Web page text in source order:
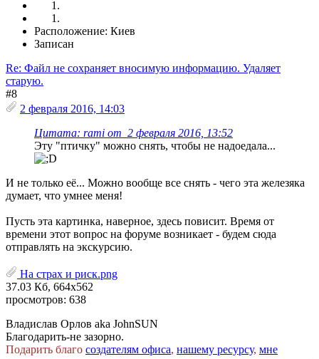
Расположение: Киев
Записан
Re: Файл не сохраняет вносимую информацию. Удаляет
старую.
#8
2 февраля 2016, 14:03
Цитата: rami от 2 февраля 2016, 13:52
Эту "птичку" можно снять, чтобы не надоедала...
И не только её... Можно вообще все снять - чего эта железяка
думает, что умнее меня!
Пусть эта картинка, наверное, здесь повисит. Время от
времени этот вопрос на форуме возникает - будем сюда
отправлять на экскурсию.
На страх и риск.png
37.03 Кб, 664x562
просмотров: 638
Владислав Орлов aka JohnSUN
Благодарить-не зазорно.
Подарить благо создателям офиса, нашему ресурсу, мне